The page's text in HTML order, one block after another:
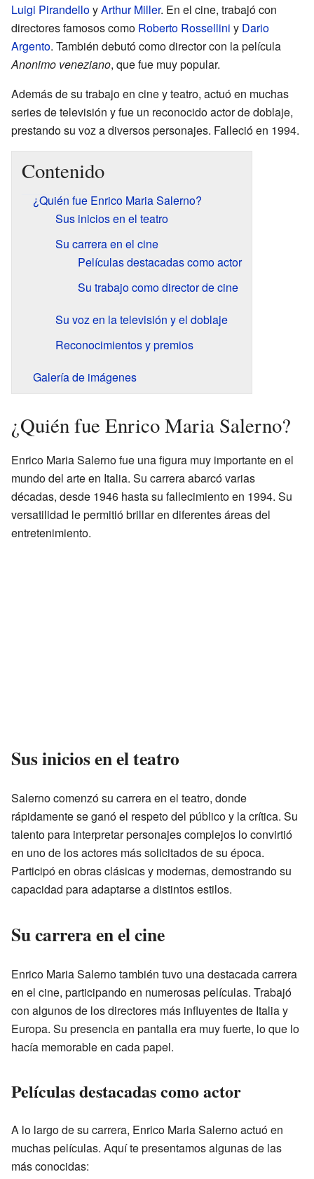
Luigi PirandelloyArthur Miller. En el cine, trabajó con
directores famosos como Roberto Rossellini y Dario
Argento. También debutó como director con la película
Anonimo veneziano, que fue muy popular.
Además de su trabajo en cine y teatro, actuó en muchas
series de televisión y fue un reconocido actor de doblaje,
prestando su voz a diversos personajes. Falleció en 1994.
Contenido
¿Quién fue Enrico Maria Salerno?
Sus inicios en el teatro
Su carrera en el cine
Películas destacadas como actor
Su trabajo como director de cine
Su voz en la televisión y el doblaje
Reconocimientos y premios
Galería de imágenes
¿Quién fue Enrico Maria Salerno?
Enrico Maria Salerno fue una figura muy importante en el
mundo del arte en Italia. Su carrera abarcó varias
décadas, desde 1946 hasta su fallecimiento en 1994. Su
versatilidad le permitió brillar en diferentes áreas del
entretenimiento.
Sus inicios en el teatro
Salerno comenzó su carrera en el teatro, donde
rápidamente se ganó el respeto del público y la crítica. Su
talento para interpretar personajes complejos lo convirtió
en uno de los actores más solicitados de su época.
Participó en obras clásicas y modernas, demostrando su
capacidad para adaptarse a distintos estilos.
Su carrera en el cine
Enrico Maria Salerno también tuvo una destacada carrera
en el cine, participando en numerosas películas. Trabajó
con algunos de los directores más influyentes de Italia y
Europa. Su presencia en pantalla era muy fuerte, lo que lo
hacía memorable en cada papel.
Películas destacadas como actor
A lo largo de su carrera, Enrico Maria Salerno actuó en
muchas películas. Aquí te presentamos algunas de las
más conocidas: